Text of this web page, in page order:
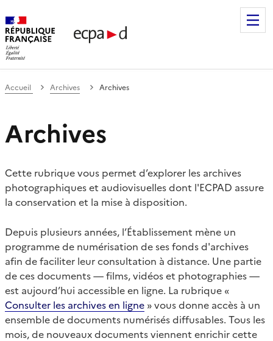
de communication et de production
Accueil Archives Archives
Archives
Cette rubrique vous permet d’explorer les archives
photographiques et audiovisuelles dont l'ECPAD assure
la conservation et la mise à disposition.
Depuis plusieurs années, l’Établissement mène un
programme de numérisation de ses fonds d'archives
afin de faciliter leur consultation à distance. Une partie
de ces documents — films, vidéos et photographies —
est aujourd’hui accessible en ligne. La rubrique «
Consulter les archives en ligne » vous donne accès à un
ensemble de documents numérisés diffusables. Tous les
mois, de nouveaux documents viennent enrichir cette